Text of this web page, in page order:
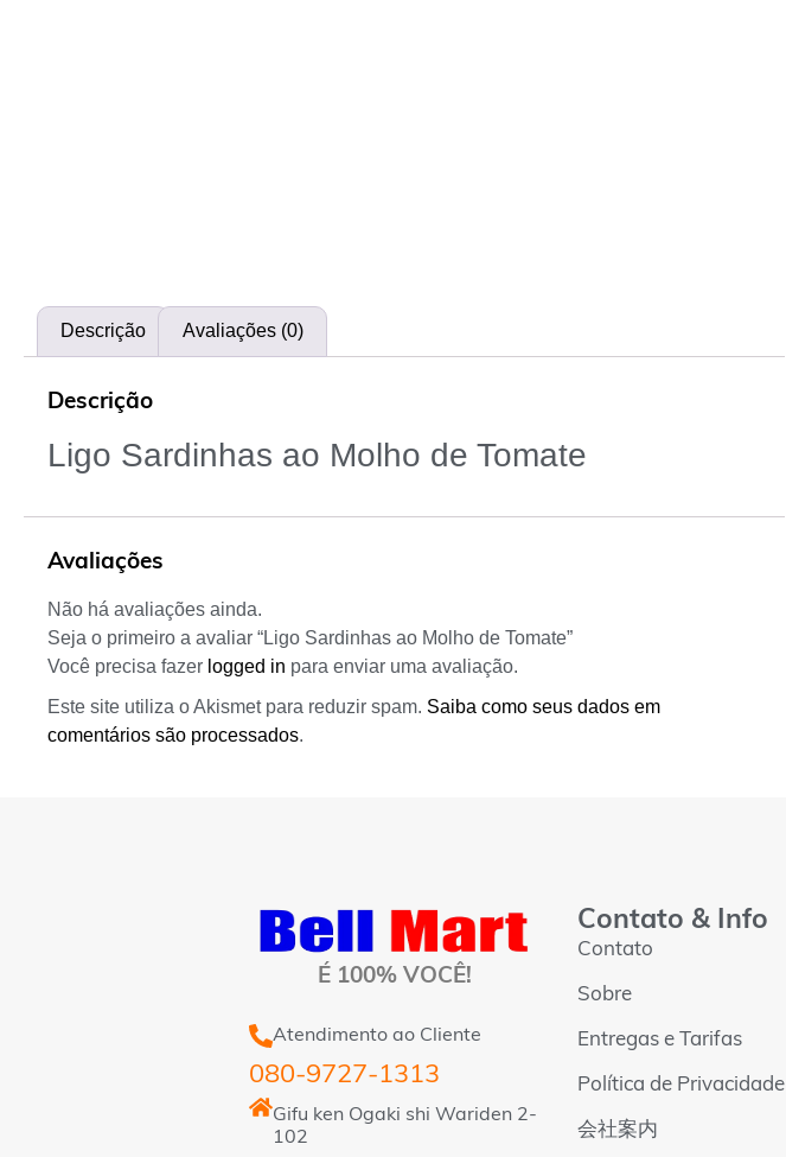
Descrição Avaliações (0)
Descrição
Ligo Sardinhas ao Molho de Tomate
Avaliações
Não há avaliações ainda.
Seja o primeiro a avaliar “Ligo Sardinhas ao Molho de Tomate”
Você precisa fazer logged in para enviar uma avaliação.
Este site utiliza o Akismet para reduzir spam. Saiba como seus dados em
comentários são processados.
É 100% VOCÊ!
Atendimento ao Cliente
080-9727-1313
Gifu ken Ogaki shi Wariden 2-
102
Contato & Info
Contato
Sobre
Entregas e Tarifas
Política de Privacidade
会社案内